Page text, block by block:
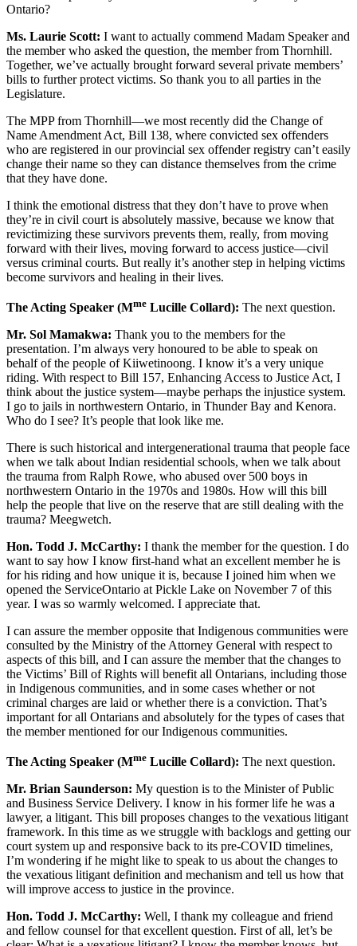
Ontario?
Ms. Laurie Scott: I want to actually commend Madam Speaker and
the member who asked the question, the member from Thornhill.
Together, we’ve actually brought forward several private members’
bills to further protect victims. So thank you to all parties in the
Legislature.
The MPP from Thornhill—we most recently did the Change of
Name Amendment Act, Bill 138, where convicted sex offenders
who are registered in our provincial sex offender registry can’t easily
change their name so they can distance themselves from the crime
that they have done.
I think the emotional distress that they don’t have to prove when
they’re in civil court is absolutely massive, because we know that
revictimizing these survivors prevents them, really, from moving
forward with their lives, moving forward to access justice—civil
versus criminal courts. But really it’s another step in helping victims
become survivors and healing in their lives.
The Acting Speaker (Mme Lucille Collard): The next question.
Mr. Sol Mamakwa: Thank you to the members for the
presentation. I’m always very honoured to be able to speak on
behalf of the people of Kiiwetinoong. I know it’s a very unique
riding. With respect to Bill 157, Enhancing Access to Justice Act, I
think about the justice system—maybe perhaps the injustice system.
I go to jails in northwestern Ontario, in Thunder Bay and Kenora.
Who do I see? It’s people that look like me.
There is such historical and intergenerational trauma that people face
when we talk about Indian residential schools, when we talk about
the trauma from Ralph Rowe, who abused over 500 boys in
northwestern Ontario in the 1970s and 1980s. How will this bill
help the people that live on the reserve that are still dealing with the
trauma? Meegwetch.
Hon. Todd J. McCarthy: I thank the member for the question. I do
want to say how I know first-hand what an excellent member he is
for his riding and how unique it is, because I joined him when we
opened the ServiceOntario at Pickle Lake on November 7 of this
year. I was so warmly welcomed. I appreciate that.
I can assure the member opposite that Indigenous communities were
consulted by the Ministry of the Attorney General with respect to
aspects of this bill, and I can assure the member that the changes to
the Victims’ Bill of Rights will benefit all Ontarians, including those
in Indigenous communities, and in some cases whether or not
criminal charges are laid or whether there is a conviction. That’s
important for all Ontarians and absolutely for the types of cases that
the member mentioned for our Indigenous communities.
The Acting Speaker (Mme Lucille Collard): The next question.
Mr. Brian Saunderson: My question is to the Minister of Public
and Business Service Delivery. I know in his former life he was a
lawyer, a litigant. This bill proposes changes to the vexatious litigant
framework. In this time as we struggle with backlogs and getting our
court system up and responsive back to its pre-COVID timelines,
I’m wondering if he might like to speak to us about the changes to
the vexatious litigant definition and mechanism and tell us how that
will improve access to justice in the province.
Hon. Todd J. McCarthy: Well, I thank my colleague and friend
and fellow counsel for that excellent question. First of all, let’s be